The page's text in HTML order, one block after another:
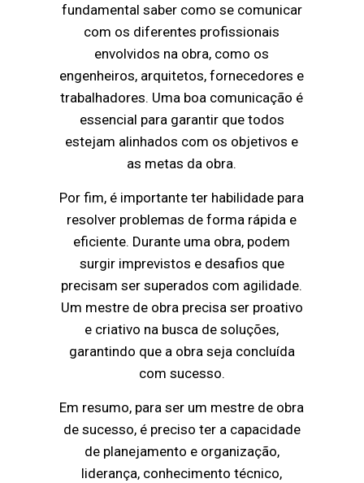
fundamental saber como se comunicar
com os diferentes profissionais
envolvidos na obra, como os
engenheiros, arquitetos, fornecedores e
trabalhadores. Uma boa comunicação é
essencial para garantir que todos
estejam alinhados com os objetivos e
as metas da obra.
Por fim, é importante ter habilidade para
resolver problemas de forma rápida e
eficiente. Durante uma obra, podem
surgir imprevistos e desafios que
precisam ser superados com agilidade.
Um mestre de obra precisa ser proativo
e criativo na busca de soluções,
garantindo que a obra seja concluída
com sucesso.
Em resumo, para ser um mestre de obra
de sucesso, é preciso ter a capacidade
de planejamento e organização,
liderança, conhecimento técnico,